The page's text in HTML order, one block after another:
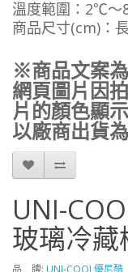
溫度範圍：2℃
商品尺寸(cm)：
※商品文案
網頁圖片因
片的顏色顯
以廠商出貨
UNI-
玻璃冷
品 牌: UNI-COOL優尼酷